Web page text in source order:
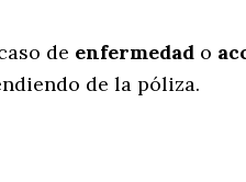
de enfermedad o
de la póliza.